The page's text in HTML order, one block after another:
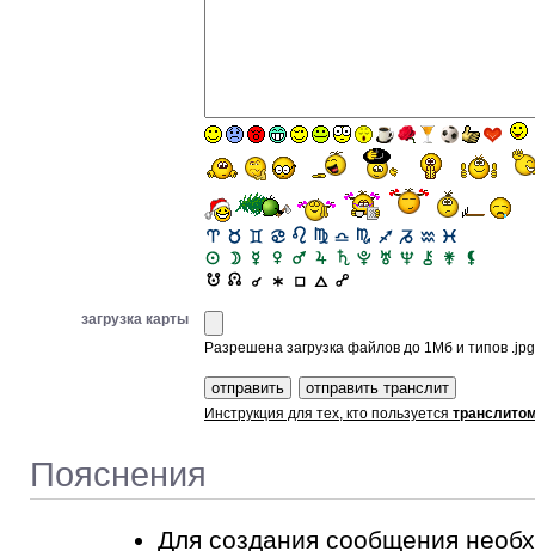
загрузка карты
Разрешена загрузка файлов до 1Мб и типов
Инструкция для тех, кто пользуется
Пояснения
Для создания сообщения